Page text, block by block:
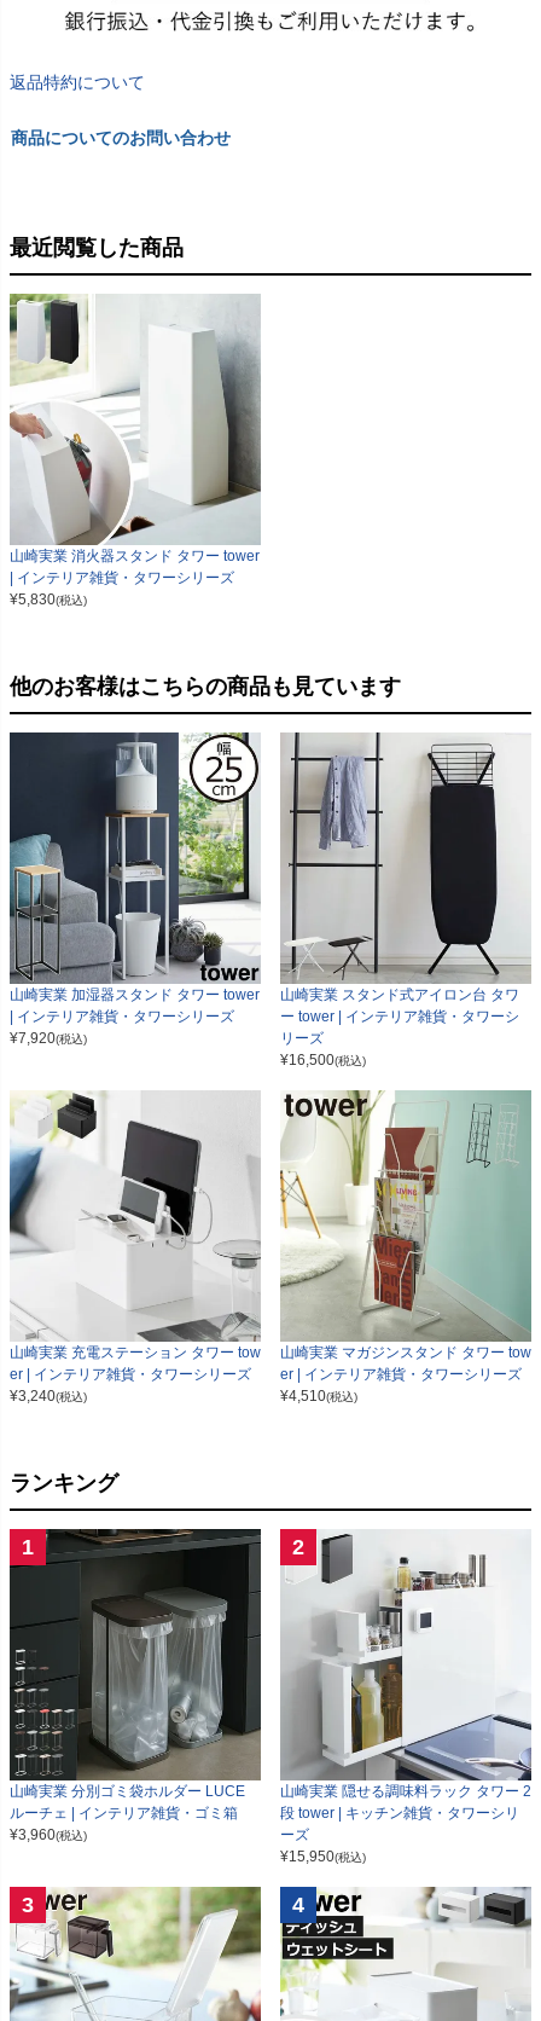
返品特約について
商品についてのお問い合わせ
最近閲覧した商品
山崎実業 消火器スタンド タワー tower
| インテリア雑貨・タワーシリーズ
¥5,830(税込)
他のお客様はこちらの商品も見ています
山崎実業 加湿器スタンド タワー tower
| インテリア雑貨・タワーシリーズ
¥7,920(税込)
山崎実業 スタンド式アイロン台 タワ
ー tower | インテリア雑貨・タワーシ
リーズ
¥16,500(税込)
山崎実業 充電ステーション タワー tow
er | インテリア雑貨・タワーシリーズ
¥3,240(税込)
山崎実業 マガジンスタンド タワー tow
er | インテリア雑貨・タワーシリーズ
¥4,510(税込)
ランキング
1
山崎実業 分別ゴミ袋ホルダー LUCE
ルーチェ | インテリア雑貨・ゴミ箱
¥3,960(税込)
2
山崎実業 隠せる調味料ラック タワー 2
段 tower | キッチン雑貨・タワーシリ
ーズ
¥15,950(税込)
3 4